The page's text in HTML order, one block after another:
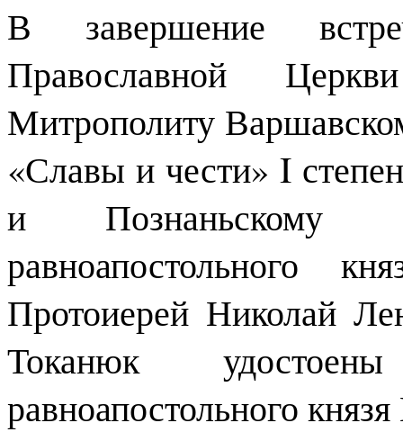
В завершение
Православной
Митрополиту
«Славы и чести» I
и Познаньскому
равноапостольного
Протоиерей Николай
Токанюк
равноапостольного